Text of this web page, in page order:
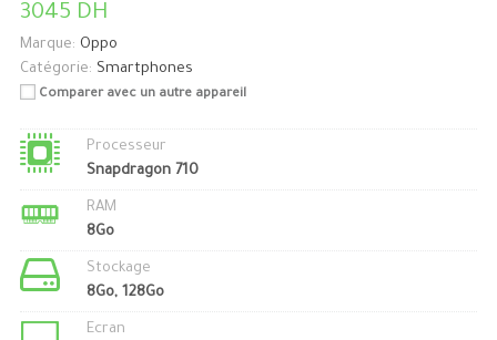
3045 DH
Marque: Oppo
Catégorie: Smartphones
Comparer avec un autre appareil
Processeur
Snapdragon 710
RAM
8Go
Stockage
8Go, 128Go
Ecran